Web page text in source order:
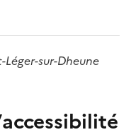
Léger-sur-Dheune